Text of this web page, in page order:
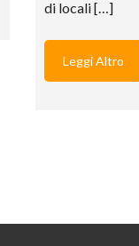
di locali […]
Leggi Altro